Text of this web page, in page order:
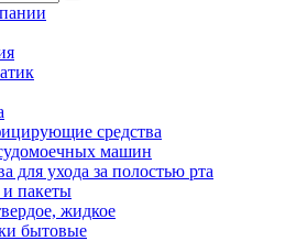
средства
машин
для ухода за полостью рта
пакеты
жидкое
бытовые